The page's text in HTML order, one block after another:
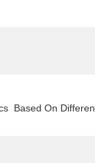
Based On